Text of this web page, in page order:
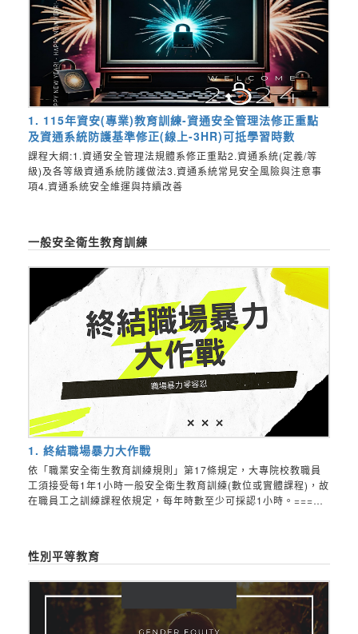
1. 115年資安(專業)教育訓練-資通安全管理法修正重點
及資通系統防護基準修正(線上-3HR)可抵學習時數
課程大綱:1.資通安全管理法規體系修正重點2.資通系統(定義/等
級)及各等級資通系統防護做法3.資通系統常見安全風險與注意事
項4.資通系統安全維運與持續改善
一般安全衛生教育訓練
1. 終結職場暴力大作戰
依「職業安全衛生教育訓練規則」第17條規定，大專院校教職員
工須接受每1年1小時一般安全衛生教育訓練(數位或實體課程)，故
在職員工之訓練課程依規定，每年時數至少可採認1小時。===
以上15萬元以下罰鍰。（對雇主之罰則）《職業安全衛生法 第46
（對勞工之罰則）
性別平等教育